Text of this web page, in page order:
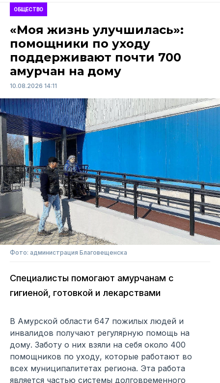
ОБЩЕСТВО
«Моя жизнь улучшилась»:
помощники по уходу
поддерживают почти 700
амурчан на дому
10.08.2026 14:11
Фото: администрация Благовещенска
Специалисты помогают амурчанам с
гигиеной, готовкой и лекарствами
В Амурской области 647 пожилых людей и
инвалидов получают регулярную помощь на
дому. Заботу о них взяли на себя около 400
помощников по уходу, которые работают во
всех муниципалитетах региона. Эта работа
является частью системы долговременного